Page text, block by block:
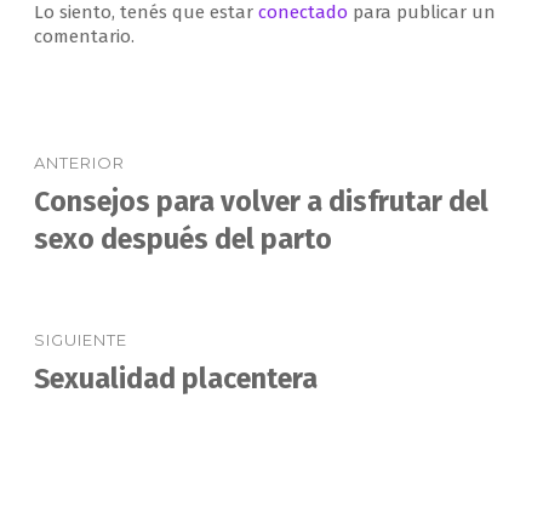
Lo siento, tenés que estar conectado para publicar un
comentario.
de
entradas
ANTERIOR
Entrada
anterior:
Consejos para volver a disfrutar del
sexo después del parto
SIGUIENTE
Entrada
Sexualidad placentera